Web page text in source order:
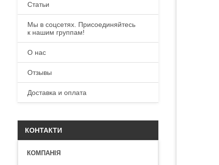
Статьи
Мы в соцсетях. Присоединяйтесь
к нашим группам!
О нас
Отзывы
Доставка и оплата
КОНТАКТИ